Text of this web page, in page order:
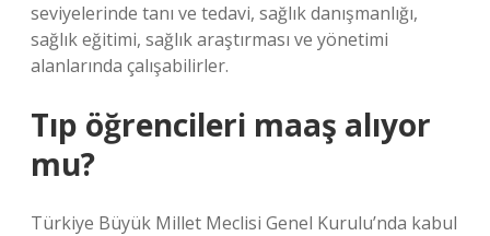
seviyelerinde tanı ve tedavi, sağlık danışmanlığı,
sağlık eğitimi, sağlık araştırması ve yönetimi
alanlarında çalışabilirler.
Tıp öğrencileri maaş alıyor
mu?
Türkiye Büyük Millet Meclisi Genel Kurulu’nda kabul